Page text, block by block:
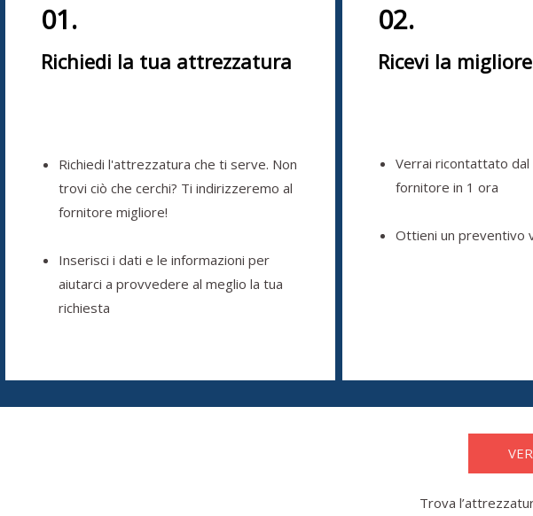
01.
Richiedi la tua attrezzatura
Richiedi l'attrezzatura che ti serve. Non
trovi ciò che cerchi? Ti indirizzeremo al
fornitore migliore!
Inserisci i dati e le informazioni per
aiutarci a provvedere al meglio la tua
richiesta
02.
Ricevi la
Verrai ricontattato
fornitore in 1 ora
Ottieni un preventivo
Trova